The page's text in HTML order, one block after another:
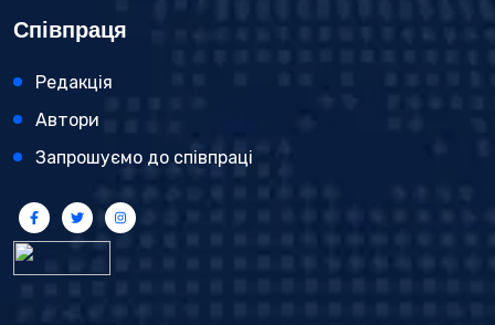
Співпраця
Редакція
Автори
Запрошуємо до співпраці